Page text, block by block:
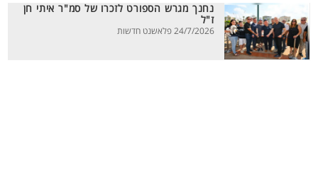
נחנך מגרש הספורט לזכרו של סמ"ר איתי חן
ז"ל
24/7/2026 פלאשנט חדשות